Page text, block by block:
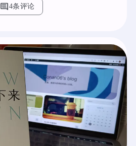
comment4条评论